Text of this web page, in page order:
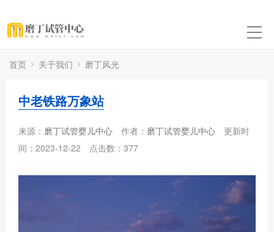
首页 关于我们 磨丁风光
中老铁路万象站
来源： 磨丁试管婴儿中心 作者： 磨丁试管婴儿中心
更新时
间：2023-12-22
点击数： 377